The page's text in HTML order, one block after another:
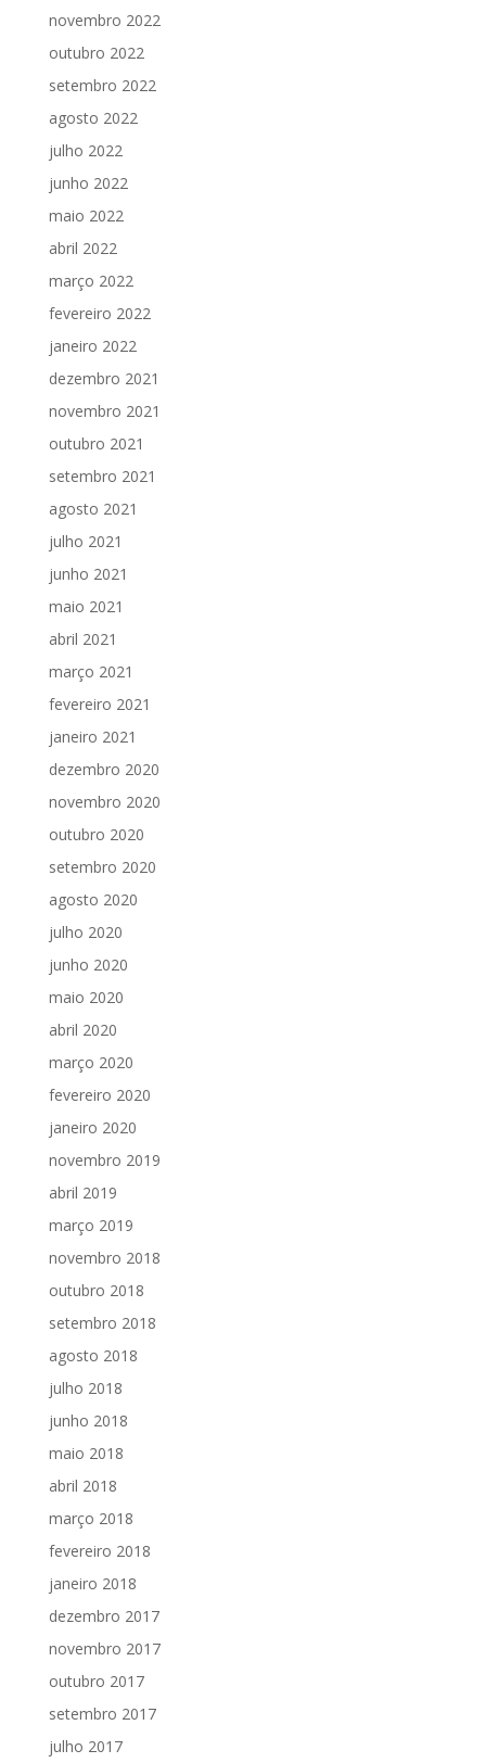
novembro 2022
outubro 2022
setembro 2022
agosto 2022
julho 2022
junho 2022
maio 2022
abril 2022
março 2022
fevereiro 2022
janeiro 2022
dezembro 2021
novembro 2021
outubro 2021
setembro 2021
agosto 2021
julho 2021
junho 2021
maio 2021
abril 2021
março 2021
fevereiro 2021
janeiro 2021
dezembro 2020
novembro 2020
outubro 2020
setembro 2020
agosto 2020
julho 2020
junho 2020
maio 2020
abril 2020
março 2020
fevereiro 2020
janeiro 2020
novembro 2019
abril 2019
março 2019
novembro 2018
outubro 2018
setembro 2018
agosto 2018
julho 2018
junho 2018
maio 2018
abril 2018
março 2018
fevereiro 2018
janeiro 2018
dezembro 2017
novembro 2017
outubro 2017
setembro 2017
julho 2017